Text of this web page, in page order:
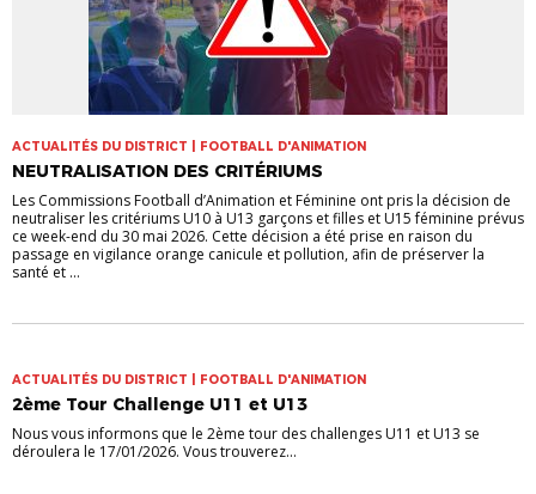
ACTUALITÉS DU DISTRICT | FOOTBALL D'ANIMATION
NEUTRALISATION DES CRITÉRIUMS
Les Commissions Football d’Animation et Féminine ont pris la décision de
neutraliser les critériums U10 à U13 garçons et filles et U15 féminine prévus
ce week-end du 30 mai 2026. Cette décision a été prise en raison du
passage en vigilance orange canicule et pollution, afin de préserver la
santé et ...
ACTUALITÉS DU DISTRICT | FOOTBALL D'ANIMATION
2ème Tour Challenge U11 et U13
Nous vous informons que le 2ème tour des challenges U11 et U13 se
déroulera le 17/01/2026. Vous trouverez...